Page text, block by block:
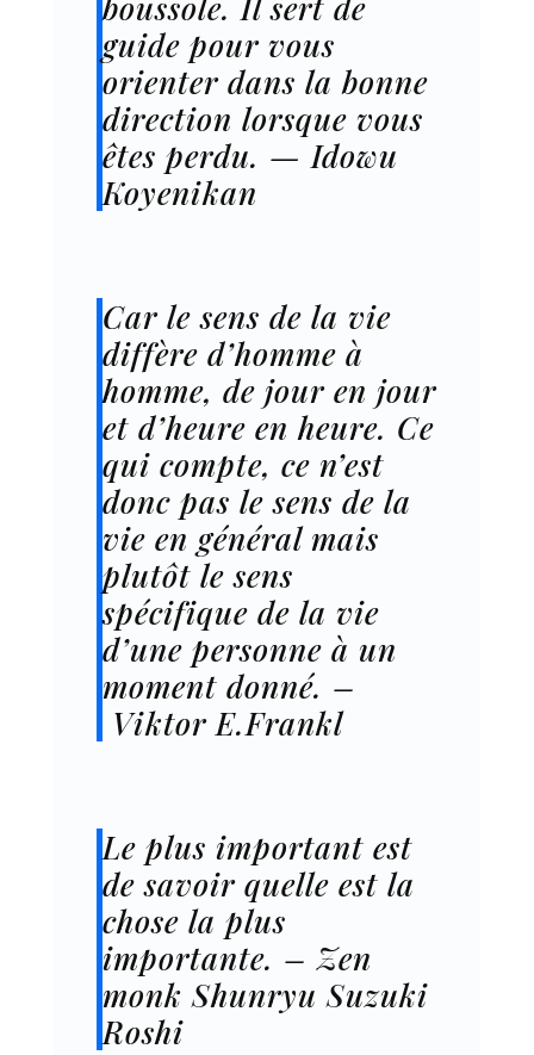
guide pour vous
orienter dans la bonne
direction lorsque vous
êtes perdu. — Idowu
Koyenikan
Car le sens de la vie
diffère d’homme à
homme, de jour en jour
et d’heure en heure. Ce
qui compte, ce n’est
donc pas le sens de la
vie en général mais
plutôt le sens
spécifique de la vie
d’une personne à un
moment donné. –
Viktor E.Frankl
Le plus important est
de savoir quelle est la
chose la plus
importante. – Zen
monk Shunryu Suzuki
Roshi